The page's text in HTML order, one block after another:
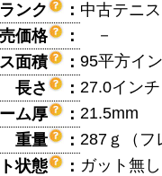
ンク
： 中古テニ
価格
：
－
面積
： 95平方イ
長さ
： 27.0インチ
ム厚
： 21.5mm
重量
： 287ｇ（フ
状態
： ガット無し